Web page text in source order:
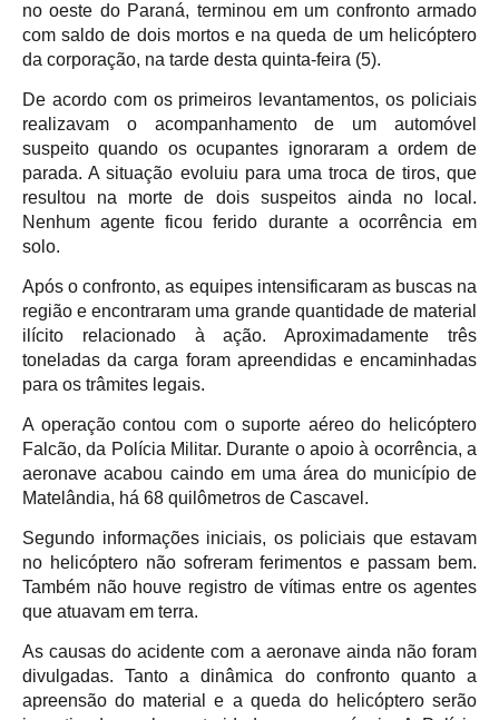
no oeste do Paraná, terminou em um confronto armado
com saldo de dois mortos e na queda de um helicóptero
da corporação, na tarde desta quinta-feira (5).
De acordo com os primeiros levantamentos, os policiais
realizavam o acompanhamento de um automóvel
suspeito quando os ocupantes ignoraram a ordem de
parada. A situação evoluiu para uma troca de tiros, que
resultou na morte de dois suspeitos ainda no local.
Nenhum agente ficou ferido durante a ocorrência em
solo.
Após o confronto, as equipes intensificaram as buscas na
região e encontraram uma grande quantidade de material
ilícito relacionado à ação. Aproximadamente três
toneladas da carga foram apreendidas e encaminhadas
para os trâmites legais.
A operação contou com o suporte aéreo do helicóptero
Falcão, da Polícia Militar. Durante o apoio à ocorrência, a
aeronave acabou caindo em uma área do município de
Matelândia, há 68 quilômetros de Cascavel.
Segundo informações iniciais, os policiais que estavam
no helicóptero não sofreram ferimentos e passam bem.
Também não houve registro de vítimas entre os agentes
que atuavam em terra.
As causas do acidente com a aeronave ainda não foram
divulgadas. Tanto a dinâmica do confronto quanto a
apreensão do material e a queda do helicóptero serão